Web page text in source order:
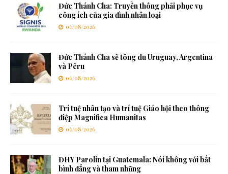
Đức Thánh Cha: Truyền thông phải phục vụ
công ích của gia đình nhân loại
06/08/2026
Đức Thánh Cha sẽ tông du Uruguay, Argentina
và Pêru
06/08/2026
Trí tuệ nhân tạo và trí tuệ Giáo hội theo thông
điệp Magnifica Humanitas
06/08/2026
ĐHY Parolin tại Guatemala: Nói không với bất
bình đẳng và tham nhũng